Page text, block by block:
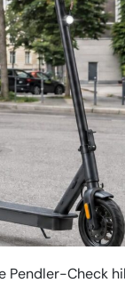
Pendler-Check